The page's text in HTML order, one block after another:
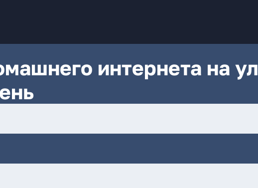
интернета на ул